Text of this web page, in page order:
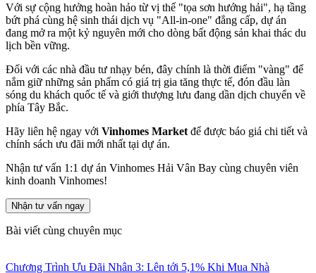
Với sự cộng hưởng hoàn hảo từ vị thế "tọa sơn hướng hải", hạ tầng
bứt phá cùng hệ sinh thái dịch vụ "All-in-one" đẳng cấp, dự án
đang mở ra một kỷ nguyên mới cho dòng bất động sản khai thác du
lịch bền vững.
Đối với các nhà đầu tư nhạy bén, đây chính là thời điểm "vàng" để
nắm giữ những sản phẩm có giá trị gia tăng thực tế, đón đầu làn
sóng du khách quốc tế và giới thượng lưu đang dần dịch chuyển về
phía Tây Bắc.
Hãy liên hệ ngay với Vinhomes Market để được báo giá chi tiết và
chính sách ưu đãi mới nhất tại dự án.
Nhận tư vấn 1:1 dự án Vinhomes Hải Vân Bay cùng chuyên viên
kinh doanh Vinhomes!
Nhận tư vấn ngay
Bài viết cùng chuyên mục
Chương Trình Ưu Đãi Nhân 3: Lên tới 5,1% Khi Mua Nhà